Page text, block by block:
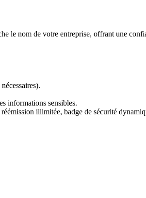
le nom de votre entreprise, offrant une
informations sensibles.
illimitée, badge de sécurité